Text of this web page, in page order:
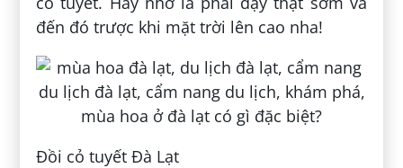
đến đó trược khi mặt trời lên cao nha!
Đồi cỏ tuyết Đà Lạt